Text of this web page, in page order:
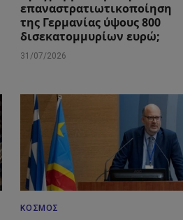
επαναστρατιωτικοποίηση
της Γερμανίας ύψους 800
δισεκατομμυρίων ευρώ;
31/07/2026
ΚΌΣΜΟΣ